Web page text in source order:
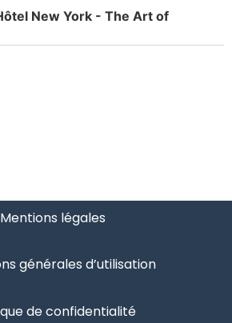
New York - The Art of
Mentions légales
générales d’utilisation
de confidentialité